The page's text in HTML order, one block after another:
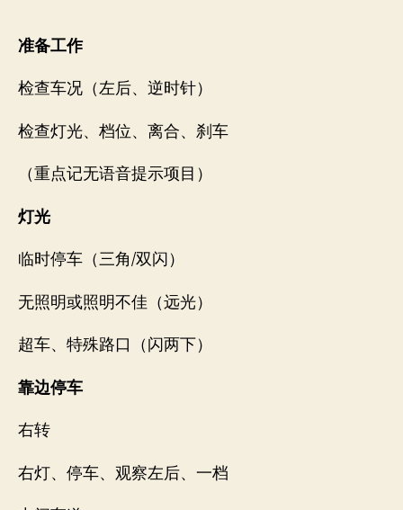
准备工作
检查车况（左后、逆时针）
检查灯光、档位、离合、刹车
（重点记无语音提示项目）
灯光
临时停车（三角/双闪）
无照明或照明不佳（远光）
超车、特殊路口（闪两下）
靠边停车
右转
右灯、停车、观察左后、一档